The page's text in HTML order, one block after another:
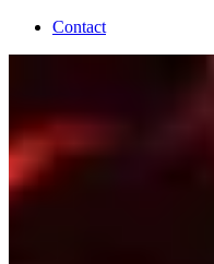
Contact